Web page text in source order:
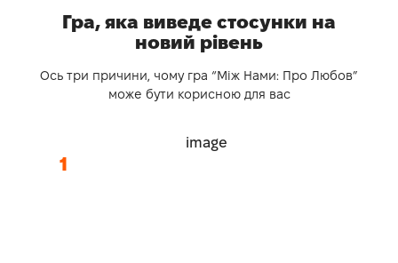
Гра, яка виведе стосунки на
новий рівень
Ось три причини, чому гра “Між Нами: Про Любов”
може бути корисною для вас